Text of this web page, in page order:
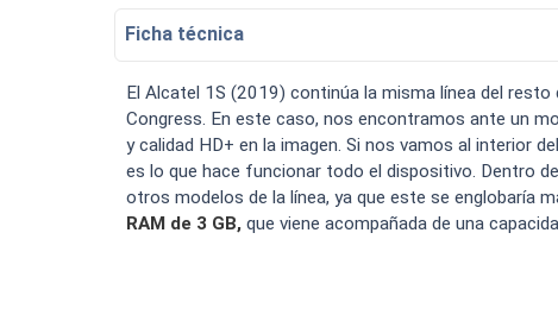
Hola me gustaría saber Si el celula...
VER MÁS
Ficha técnica
El Alcatel 1S (2019) continúa la misma línea del
Congress. En este caso, nos encontramos ante un
y calidad HD+ en la imagen. Si nos vamos al interior
es lo que hace funcionar todo el dispositivo. Dentro
otros modelos de la línea, ya que este se englobaría
RAM de 3 GB, que viene acompañada de una